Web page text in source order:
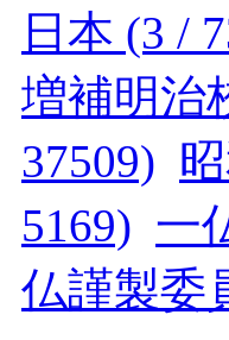
日本 (3 /
増補明治
37509)
5169) 一
仏謹製委